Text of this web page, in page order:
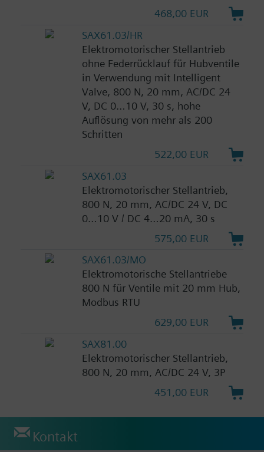
468,00 EUR
SAX61.03/HR
Elektromotorischer Stellantrieb
ohne Federrücklauf für Hubventile
in Verwendung mit Intelligent
Valve, 800 N, 20 mm, AC/DC 24
V, DC 0…10 V, 30 s, hohe
Auflösung von mehr als 200
Schritten
522,00 EUR
SAX61.03
Elektromotorischer Stellantrieb,
800 N, 20 mm, AC/DC 24 V, DC
0…10 V / DC 4…20 mA, 30 s
575,00 EUR
SAX61.03/MO
Elektromotorische Stellantriebe
800 N für Ventile mit 20 mm Hub,
Modbus RTU
629,00 EUR
SAX81.00
Elektromotorischer Stellantrieb,
800 N, 20 mm, AC/DC 24 V, 3P
451,00 EUR
Kontakt